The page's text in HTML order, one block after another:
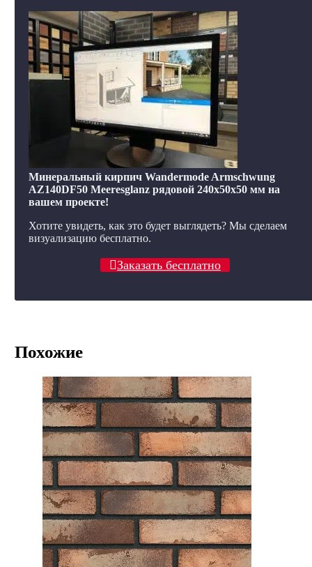
Минеральный кирпич Wandermode Armschwung
AZ140DF50 Meeresglanz рядовой 240x50x50 мм на
вашем проекте!
Хотите увидеть, как это будет выглядеть? Мы сделаем
визуализацию бесплатно.
Заказать бесплатно
Похожие